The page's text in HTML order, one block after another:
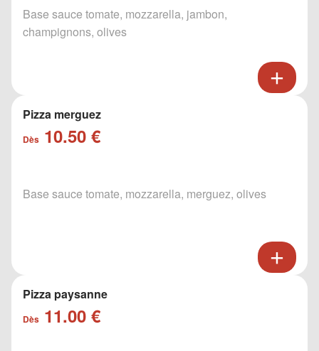
Base sauce tomate, mozzarella, jambon,
champignons, olives
Pizza merguez
Dès 10.50 €
Base sauce tomate, mozzarella, merguez, olives
Pizza paysanne
Dès 11.00 €